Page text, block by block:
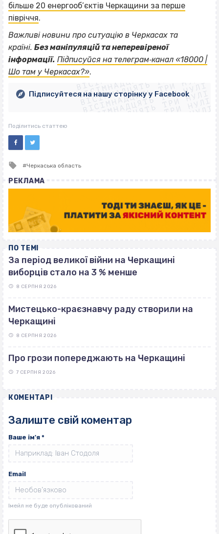
більше 20 енергооб’єктів Черкащини за перше
півріччя.
Важливі новини про ситуацію в Черкасах та
країні. Без маніпуляцій та неперевіреної
інформації. Підписуйся на телеграм‐канал «18000 |
Шо там у Черкасах?».
ВІСІМНАДЦЯТЬ ТРИ НУЛІ
ВІСІМНАДЦЯТЬ ТРИ НУЛІ
ВІСІМНАДЦЯТЬ ТРИ НУЛІ
ВІСІМНАДЦЯТЬ ТРИ НУЛІ
ВІСІМНАДЦЯТЬ ТРИ НУЛІ
ВІСІМНАДЦЯТЬ ТРИ НУЛІ
ВІСІМНАДЦЯТЬ ТРИ НУЛІ
ВІСІМНАДЦЯТЬ ТРИ НУЛІ
Підписуйтеся на нашу сторінку у Facebook
Поділитись статтею
Tagged
Черкаська область
РЕКЛАМА
ПО ТЕМІ
За період великої війни на Черкащині
виборців стало на 3 % менше
8 СЕРПНЯ 2026
Мистецько-краєзнавчу раду створили на
Черкащині
8 СЕРПНЯ 2026
Про грози попереджають на Черкащині
7 СЕРПНЯ 2026
КОМЕНТАРІ
Залиште свій коментар
Ваше ім'я *
Email